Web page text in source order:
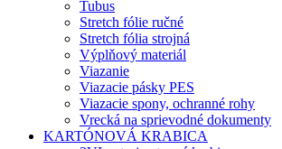
Tubus
Stretch fólie ručné
Stretch fólia strojná
Výplňový materiál
Viazanie
Viazacie pásky PES
Viazacie spony, ochranné rohy
Vrecká na sprievodné dokumenty
KARTÓNOVÁ KRABICA